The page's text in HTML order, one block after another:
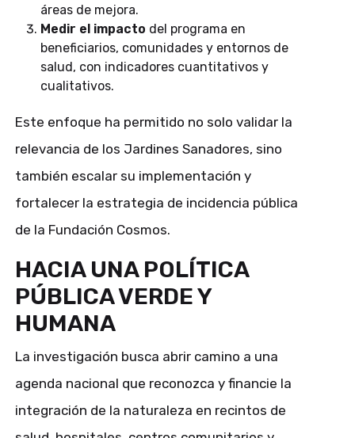
áreas de mejora.
Medir el impacto del programa en
beneficiarios, comunidades y entornos de
salud, con indicadores cuantitativos y
cualitativos.
Este enfoque ha permitido no solo validar la
relevancia de los Jardines Sanadores, sino
también escalar su implementación y
fortalecer la estrategia de incidencia pública
de la Fundación Cosmos.
HACIA UNA POLÍTICA
PÚBLICA VERDE Y
HUMANA
La investigación busca abrir camino a una
agenda nacional que reconozca y financie la
integración de la naturaleza en recintos de